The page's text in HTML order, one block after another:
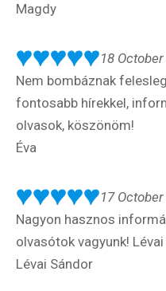
Magdy
18
Nem bombáznak
fontosabb hírekkel,
olvasok, köszönöm!
Éva
17
Nagyon hasznos
olvasótok vagyunk!
Lévai Sándor